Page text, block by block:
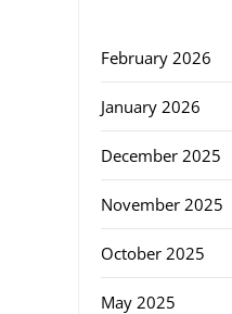
February 2026
January 2026
December 2025
November 2025
October 2025
May 2025